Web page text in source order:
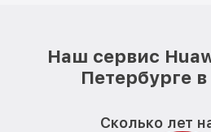
Наш сервис
Петербурге
Сколько лет